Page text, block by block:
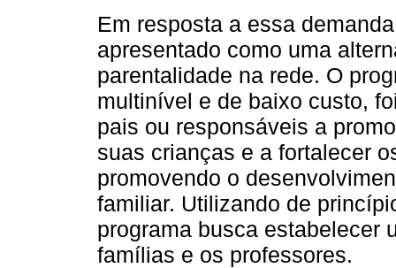
Em resposta a essa
apresentado como uma
parentalidade na rede. O
multinível e de baixo custo,
pais ou responsáveis a
suas crianças e a fortalecer
promovendo o
familiar. Utilizando de
programa busca estabelecer
famílias e os professores.